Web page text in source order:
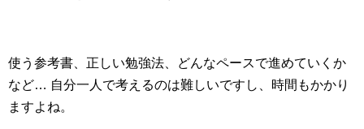
使う参考書、正しい勉強法、どんなペースで進めていくか
など… 自分一人で考えるのは難しいですし、時間もかかり
ますよね。